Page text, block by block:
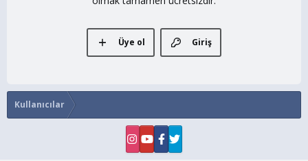
Giriş
Üye ol
Kullanıcılar